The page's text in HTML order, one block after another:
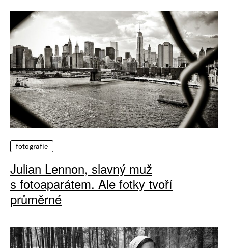
fotografie
Julian Lennon, slavný muž
s fotoaparátem. Ale fotky tvoří
průměrné